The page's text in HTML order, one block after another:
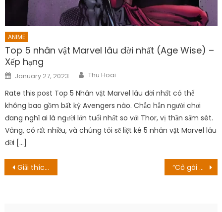
ANIME
Top 5 nhân vật Marvel lâu đời nhất (Age Wise) –
Xếp hạng
Posted
on
January 27, 2023 Author
Thu Hoai
Rate this post Top 5 Nhân vật Marvel lâu đời nhất có thể
không bao gồm bất kỳ Avengers nào. Chắc hẳn người chơi
đang nghĩ ai là người lớn tuổi nhất so với Thor, vị thần sấm sét.
Vâng, có rất nhiều, và chúng tôi sẽ liệt kê 5 nhân vật Marvel lâu
đời […]
Post
Giải thích về âm mưu hạt hậu môn của đại gia cờ “Cô gái nghèo bị bán làm vợ” cứu chồng thoát khỏi án tù tội trong tấc gang “gây sốt” màn ảnh Ấn Độ